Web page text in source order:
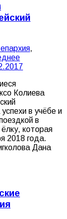
,
Колиева
в учёбе и
в
которая
2018 года.
Дана